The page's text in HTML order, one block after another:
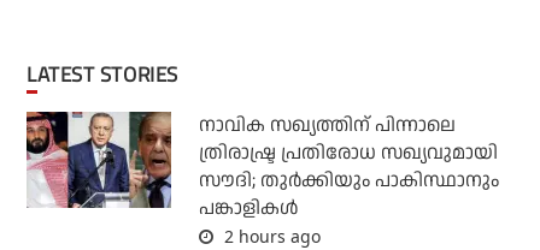
LATEST STORIES
നാവിക സഖ്യത്തിന് പിന്നാലെ
ത്രിരാഷ്ട്ര പ്രതിരോധ സഖ്യവുമായി
സൗദി; തുര്‍ക്കിയും പാകിസ്ഥാനും
പങ്കാളികള്‍
2 hours ago